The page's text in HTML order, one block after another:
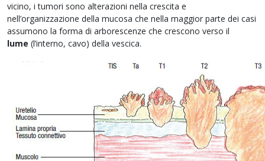
vicino, i tumori sono alterazioni nella crescita e
nell’organizzazione della mucosa che nella maggior parte dei casi
assumono la forma di arborescenze che crescono verso il
lume (l’interno, cavo) della vescica.